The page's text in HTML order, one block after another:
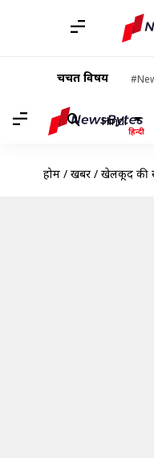
चर्चित विषय
Hindi
होम / खबरें / खेलकूद की